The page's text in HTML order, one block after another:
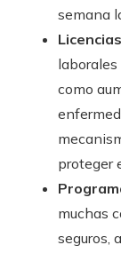
semana
como
proteger
muchas
seguros,